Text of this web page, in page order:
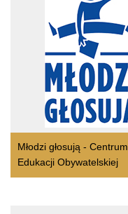
Młodzi głosują - Centrum
Edukacji Obywatelskiej